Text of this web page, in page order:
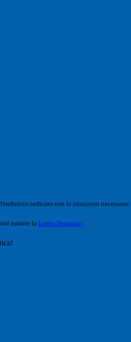
indicato con le istruzioni necessarie.
tramite la Login Spaggiari